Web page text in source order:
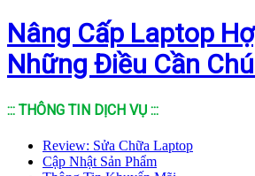
Nâng Cấp Laptop
Những Điều Cần
::: THÔNG TIN DỊCH VỤ :::
Review: Sửa Chữa Laptop
Cập Nhật Sản Phẩm